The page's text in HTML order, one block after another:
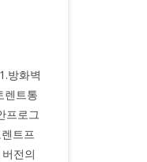
방화벽
렌트통
프로그
트프
전의